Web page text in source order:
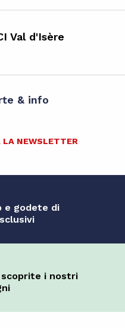
Val d'Isère
& info
NEWSLETTER
e godete di
i nostri